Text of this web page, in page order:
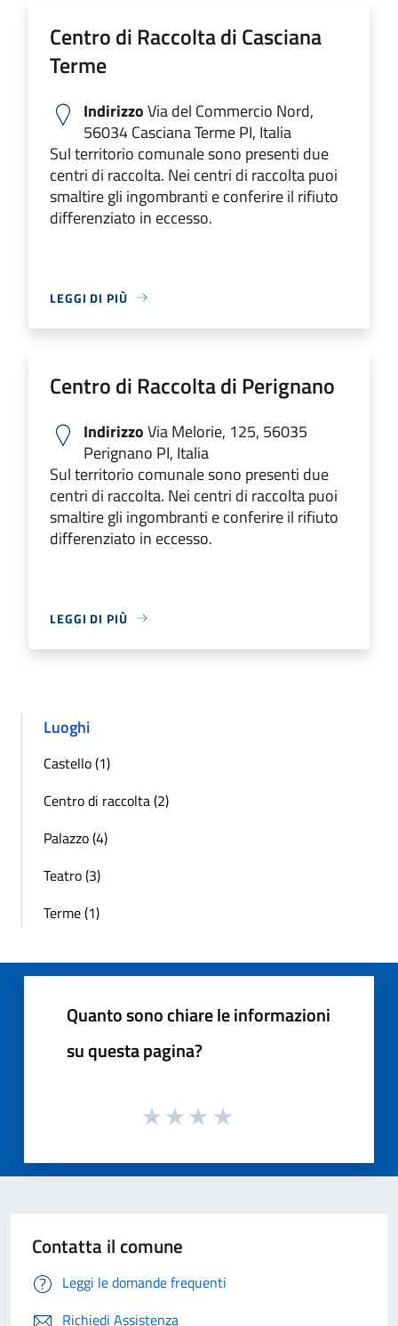
Centro di Raccolta di Casciana
Terme
IndirizzoVia del Commercio Nord,
56034 Casciana Terme PI, Italia
Sul territorio comunale sono presenti due
centri di raccolta. Nei centri di raccolta puoi
smaltire gli ingombranti e conferire il rifiuto
differenziato in eccesso.
LEGGI DI PIÙ
Centro di Raccolta di Perignano
IndirizzoVia Melorie, 125, 56035
Perignano PI, Italia
Sul territorio comunale sono presenti due
centri di raccolta. Nei centri di raccolta puoi
smaltire gli ingombranti e conferire il rifiuto
differenziato in eccesso.
LEGGI DI PIÙ
Luoghi
Castello (1)
Centro di raccolta (2)
Palazzo (4)
Teatro (3)
Terme (1)
Quanto sono chiare le informazioni
su questa pagina?
Contatta il comune
Leggi le domande frequenti
Richiedi Assistenza